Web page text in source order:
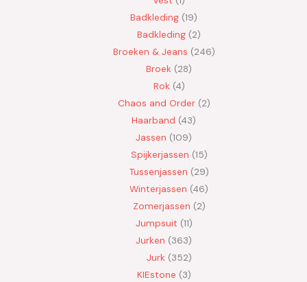
Badkleding 19
Badkleding 2
Broeken & Jeans 246
Broek 28
Rok 4
Chaos and Order 2
Haarband 43
Jassen 109
Spijkerjassen 15
Tussenjassen 29
Winterjassen 46
Zomerjassen 2
Jumpsuit 11
Jurken 363
Jurk 352
KIEstone 3